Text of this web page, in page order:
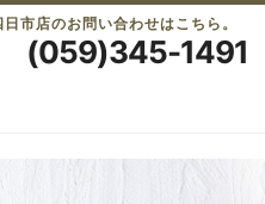
日市店のお問い合わせはこちら。
(059)345-1491